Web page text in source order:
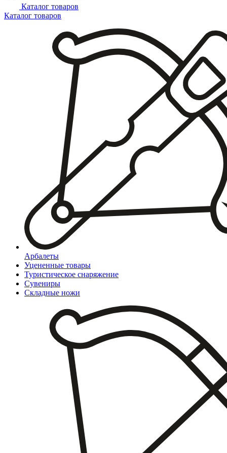
Каталог товаров
Каталог товаров
Арбалеты
Уцененные товары
Туристическое снаряжение
Сувениры
Складные ножи